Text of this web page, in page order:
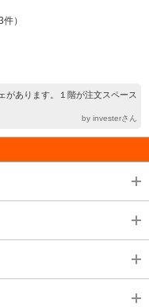
件）
があります。１階が注文スペース
by investerさん